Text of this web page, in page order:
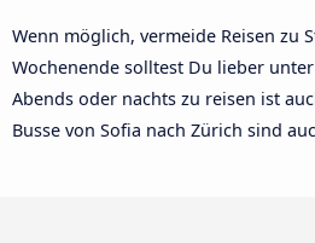
Wenn möglich, vermeide Reisen zu
Wochenende solltest Du lieber
Abends oder nachts zu reisen ist
Busse von Sofia nach Zürich sind